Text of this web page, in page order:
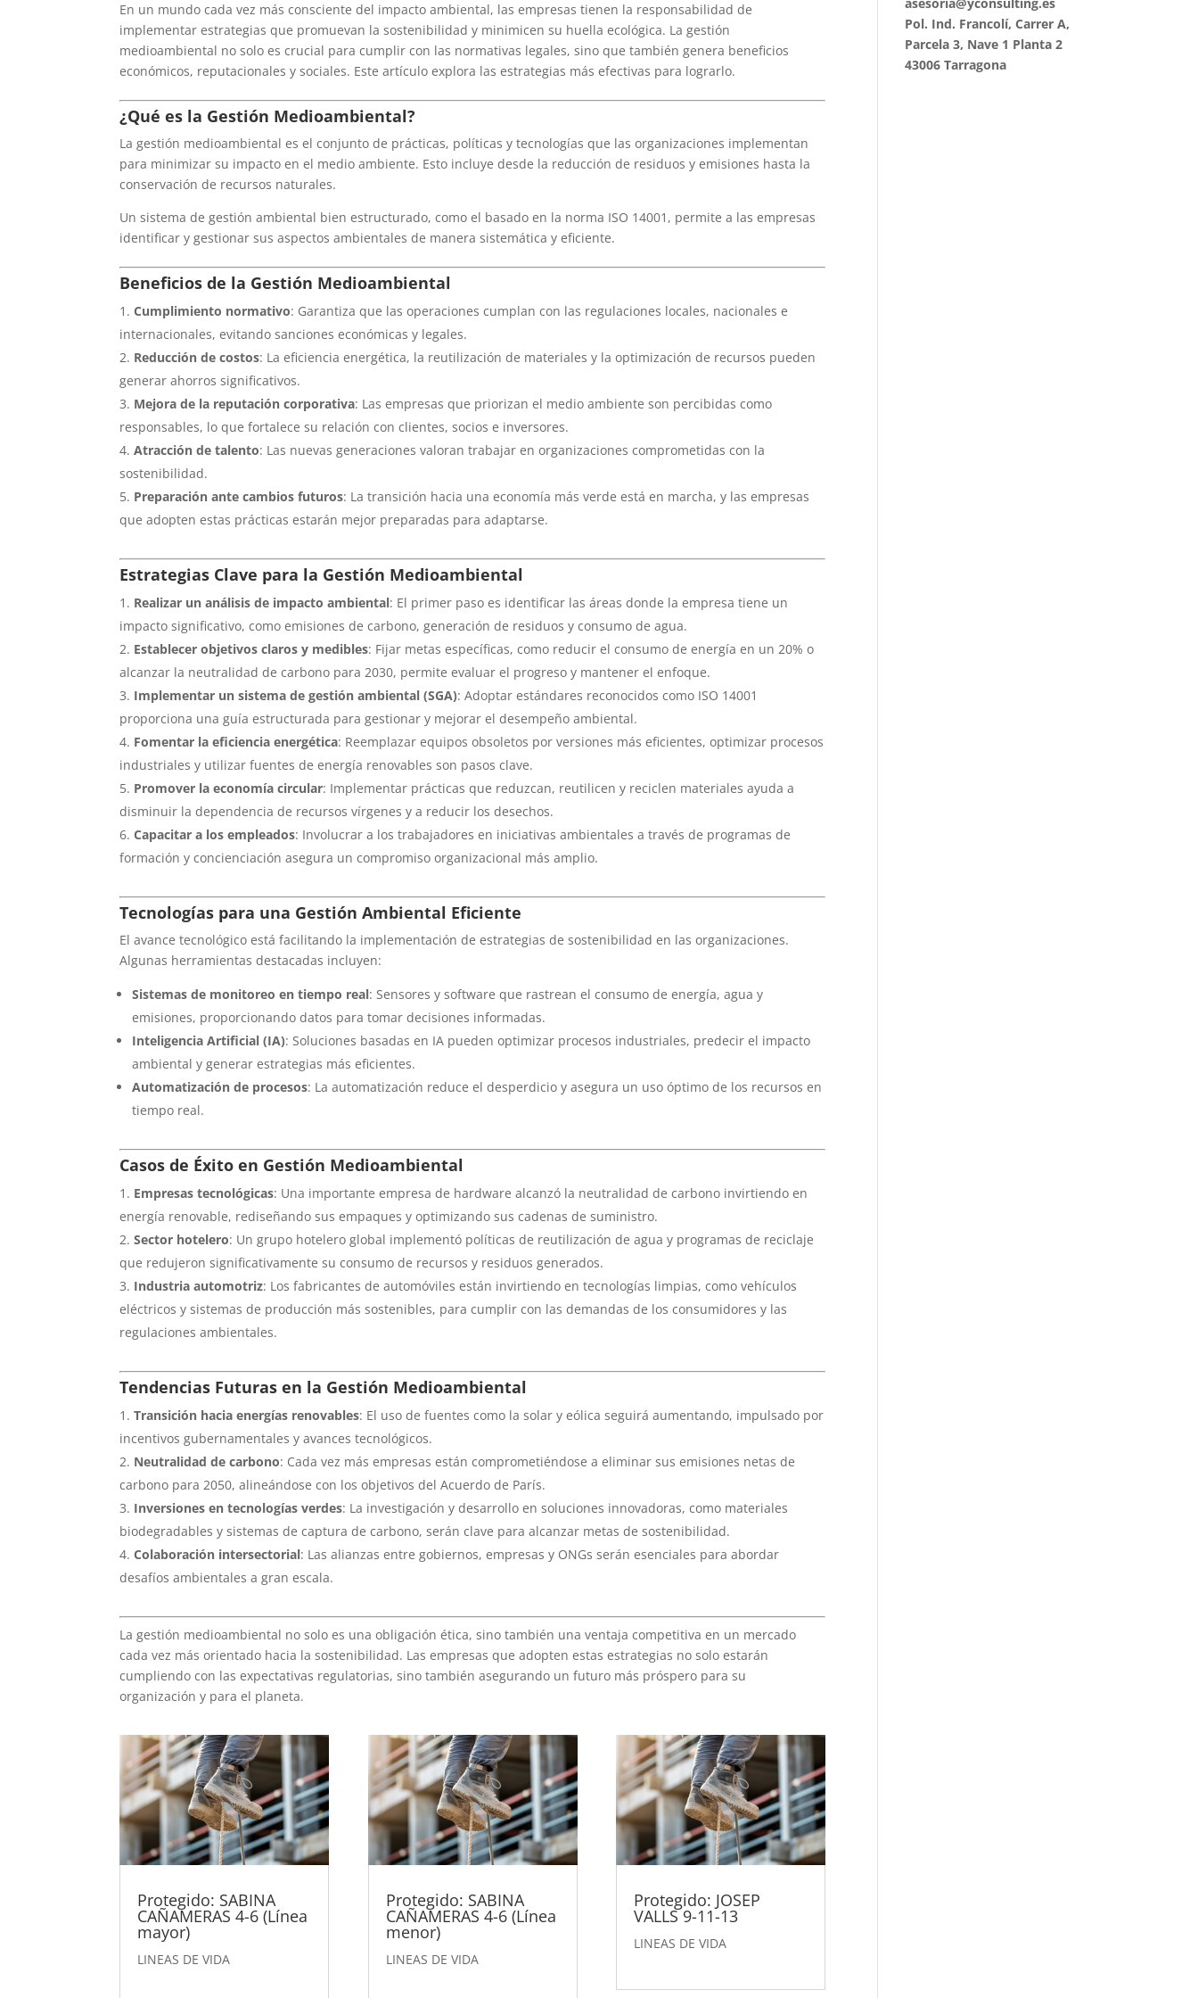
En un mundo cada vez más consciente del impacto ambiental, las empresas tienen la responsabilidad de
implementar estrategias que promuevan la sostenibilidad y minimicen su huella ecológica. La gestión
medioambiental no solo es crucial para cumplir con las normativas legales, sino que también genera beneficios
económicos, reputacionales y sociales. Este artículo explora las estrategias más efectivas para lograrlo.
¿Qué es la Gestión Medioambiental?
La gestión medioambiental es el conjunto de prácticas, políticas y tecnologías que las organizaciones implementan
para minimizar su impacto en el medio ambiente. Esto incluye desde la reducción de residuos y emisiones hasta la
conservación de recursos naturales.
Un sistema de gestión ambiental bien estructurado, como el basado en la norma ISO 14001, permite a las empresas
identificar y gestionar sus aspectos ambientales de manera sistemática y eficiente.
Beneficios de la Gestión Medioambiental
Cumplimiento normativo: Garantiza que las operaciones cumplan con las regulaciones locales, nacionales e
internacionales, evitando sanciones económicas y legales.
Reducción de costos: La eficiencia energética, la reutilización de materiales y la optimización de recursos pueden
generar ahorros significativos.
Mejora de la reputación corporativa: Las empresas que priorizan el medio ambiente son percibidas como
responsables, lo que fortalece su relación con clientes, socios e inversores.
Atracción de talento: Las nuevas generaciones valoran trabajar en organizaciones comprometidas con la
sostenibilidad.
Preparación ante cambios futuros: La transición hacia una economía más verde está en marcha, y las empresas
que adopten estas prácticas estarán mejor preparadas para adaptarse.
Estrategias Clave para la Gestión Medioambiental
Realizar un análisis de impacto ambiental: El primer paso es identificar las áreas donde la empresa tiene un
impacto significativo, como emisiones de carbono, generación de residuos y consumo de agua.
Establecer objetivos claros y medibles: Fijar metas específicas, como reducir el consumo de energía en un 20% o
alcanzar la neutralidad de carbono para 2030, permite evaluar el progreso y mantener el enfoque.
Implementar un sistema de gestión ambiental (SGA): Adoptar estándares reconocidos como ISO 14001
proporciona una guía estructurada para gestionar y mejorar el desempeño ambiental.
Fomentar la eficiencia energética: Reemplazar equipos obsoletos por versiones más eficientes, optimizar procesos
industriales y utilizar fuentes de energía renovables son pasos clave.
Promover la economía circular: Implementar prácticas que reduzcan, reutilicen y reciclen materiales ayuda a
disminuir la dependencia de recursos vírgenes y a reducir los desechos.
Capacitar a los empleados: Involucrar a los trabajadores en iniciativas ambientales a través de programas de
formación y concienciación asegura un compromiso organizacional más amplio.
Tecnologías para una Gestión Ambiental Eficiente
El avance tecnológico está facilitando la implementación de estrategias de sostenibilidad en las organizaciones.
Algunas herramientas destacadas incluyen:
Sistemas de monitoreo en tiempo real: Sensores y software que rastrean el consumo de energía, agua y
emisiones, proporcionando datos para tomar decisiones informadas.
Inteligencia Artificial (IA): Soluciones basadas en IA pueden optimizar procesos industriales, predecir el impacto
ambiental y generar estrategias más eficientes.
Automatización de procesos: La automatización reduce el desperdicio y asegura un uso óptimo de los recursos en
tiempo real.
Casos de Éxito en Gestión Medioambiental
Empresas tecnológicas: Una importante empresa de hardware alcanzó la neutralidad de carbono invirtiendo en
energía renovable, rediseñando sus empaques y optimizando sus cadenas de suministro.
Sector hotelero: Un grupo hotelero global implementó políticas de reutilización de agua y programas de reciclaje
que redujeron significativamente su consumo de recursos y residuos generados.
Industria automotriz: Los fabricantes de automóviles están invirtiendo en tecnologías limpias, como vehículos
eléctricos y sistemas de producción más sostenibles, para cumplir con las demandas de los consumidores y las
regulaciones ambientales.
Tendencias Futuras en la Gestión Medioambiental
Transición hacia energías renovables: El uso de fuentes como la solar y eólica seguirá aumentando, impulsado por
incentivos gubernamentales y avances tecnológicos.
Neutralidad de carbono: Cada vez más empresas están comprometiéndose a eliminar sus emisiones netas de
carbono para 2050, alineándose con los objetivos del Acuerdo de París.
Inversiones en tecnologías verdes: La investigación y desarrollo en soluciones innovadoras, como materiales
biodegradables y sistemas de captura de carbono, serán clave para alcanzar metas de sostenibilidad.
Colaboración intersectorial: Las alianzas entre gobiernos, empresas y ONGs serán esenciales para abordar
desafíos ambientales a gran escala.
La gestión medioambiental no solo es una obligación ética, sino también una ventaja competitiva en un mercado
cada vez más orientado hacia la sostenibilidad. Las empresas que adopten estas estrategias no solo estarán
cumpliendo con las expectativas regulatorias, sino también asegurando un futuro más próspero para su
organización y para el planeta.
Protegido: SABINA
CAÑAMERAS 4-6 (Línea
mayor)
LINEAS DE VIDA
Protegido: SABINA
CAÑAMERAS 4-6 (Línea
menor)
LINEAS DE VIDA
Protegido: JOSEP
VALLS 9-11-13
LINEAS DE VIDA
Pol. Ind. Francolí, Carrer A,
Parcela 3, Nave 1 Planta 2
43006 Tarragona